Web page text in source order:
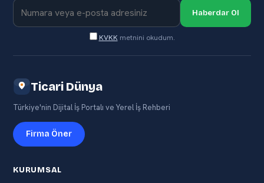
Haberdar Ol
KVKK metnini okudum.
Ticari Dünya
Türkiye'nin Dijital İş Portalı ve Yerel İş Rehberi
Firma Öner
KURUMSAL